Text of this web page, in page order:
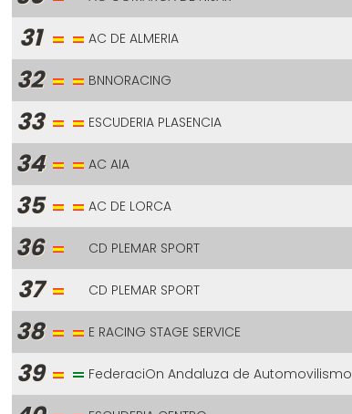
31 AC DE ALMERIA
32 BNNORACING
33 ESCUDERIA PLASENCIA
34 AC AIA
35 AC DE LORCA
36 CD PLEMAR SPORT
37 CD PLEMAR SPORT
38 E RACING STAGE SERVICE
39 FederaciOn Andaluza de Automovilismo